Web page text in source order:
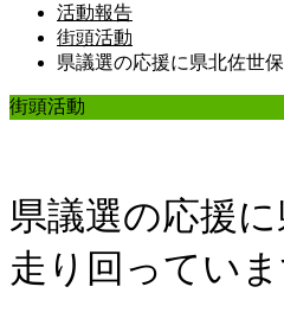
活動報告
街頭活動
県議選の応援に県北佐世
街頭活動
県議選の応援
走り回ってい